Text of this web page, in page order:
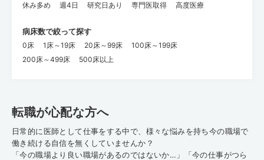
休み多め
週4日 研究日あり 専門医取得 高度医療
病床数で絞って探す
0床 1床～19床 20床～99床
100床～199床
200床～499床
500床以上
転職が心配な方へ
日常的に医師として仕事をする中で、様々な悩みを持ち今の職場で
働き続ける自信を無くしていませんか？
「今の職場より良い職場があるのではないか…」「今の仕事がつら